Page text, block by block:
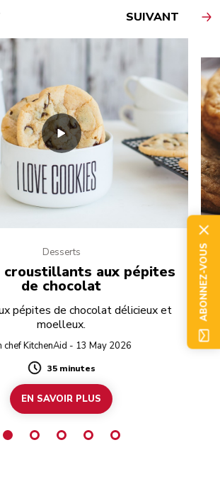
SUIVANT
Desserts
croustillants aux pépites
de chocolat
pépites de chocolat délicieux et
moelleux.
chef KitchenAid - 13 May 2026
Duration
35 minutes
EN SAVOIR PLUS
ABONNEZ-VOUS